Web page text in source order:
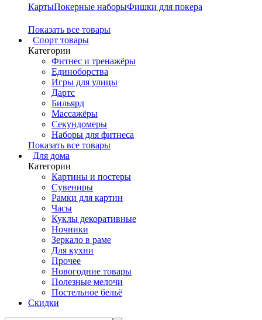
КартыПокерные наборыФишки для покера
Показать все товары
Cпорт товары
Категории
Фитнес и тренажёры
Единоборства
Игры для улицы
Дартс
Бильярд
Массажёры
Секундомеры
Наборы для фитнеса
Показать все товары
Для дома
Категории
Картины и постеры
Сувениры
Рамки для картин
Часы
Куклы декоративные
Ночники
Зеркало в раме
Для кухни
Прочее
Новогодние товары
Полезные мелочи
Постельное бельё
Скидки